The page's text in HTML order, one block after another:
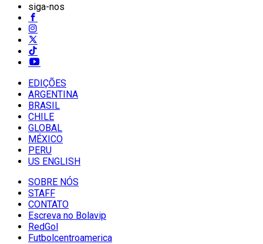
siga-nos
EDIÇÕES
ARGENTINA
BRASIL
CHILE
GLOBAL
MÉXICO
PERU
US ENGLISH
SOBRE NÓS
STAFF
CONTATO
Escreva no Bolavip
RedGol
Futbolcentroamerica